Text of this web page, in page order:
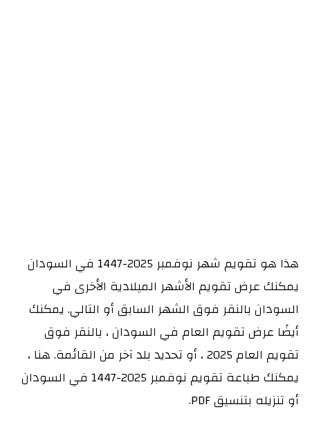
هذا هو تقويم شهر نوفمبر 2025-1447 في السودان
يمكنك عرض تقويم الأشهر الميلادية الأخرى في
السودان بالنقر فوق الشهر السابق أو التالي. يمكنك
أيضًا عرض تقويم العام في السودان ، بالنقر فوق
تقويم العام 2025 ، أو تحديد بلد آخر من القائمة. هنا ،
يمكنك طباعة تقويم نوفمبر 2025-1447 في السودان
أو تنزيله بتنسيق PDF.